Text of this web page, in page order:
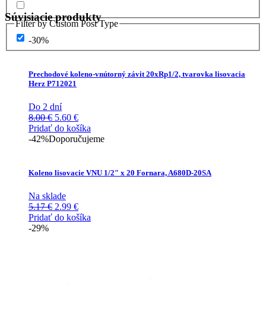
Filter by Custom Post Type
Súvisiacie produkty
-30%
Prechodové koleno-vnútorný závit 20xRp1/2, tvarovka lisovacia
Herz P712021
Do 2 dní
8.00€ Pôvodná
cena
bola:
5.60 €Aktuálna
cena
je:
Pridať do košíka
-42%Doporučujeme
Koleno lisovacie VNU 1/2″ x 20 Fornara, A680D-20SA
Na sklade
5.17€ Pôvodná
cena
2.99 €Aktuálna
cena
Pridať do košíka
-29%